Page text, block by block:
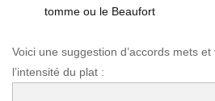
tomme ou le Beaufort
Voici une suggestion d’accords mets
l’intensité du plat :